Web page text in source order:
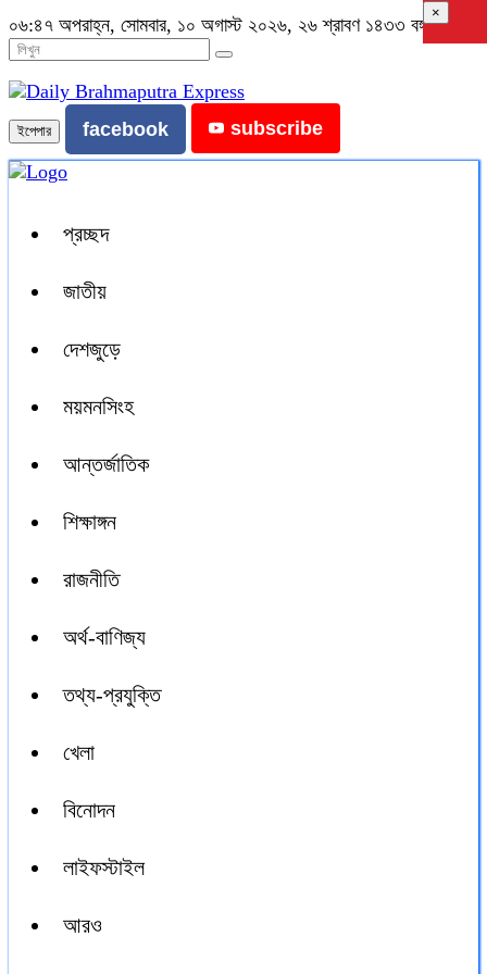
০৬:৪৭ অপরাহ্ন, সোমবার, ১০ অগাস্ট ২০২৬, ২৬ শ্রাবণ ১৪৩৩ বঙ্গাব্দ
ইপেপার facebook subscribe
প্রচ্ছদ
জাতীয়
দেশজুড়ে
ময়মনসিংহ
আন্তর্জাতিক
শিক্ষাঙ্গন
রাজনীতি
অর্থ-বাণিজ্য
তথ্য-প্রযুক্তি
খেলা
বিনোদন
লাইফস্টাইল
আরও
×